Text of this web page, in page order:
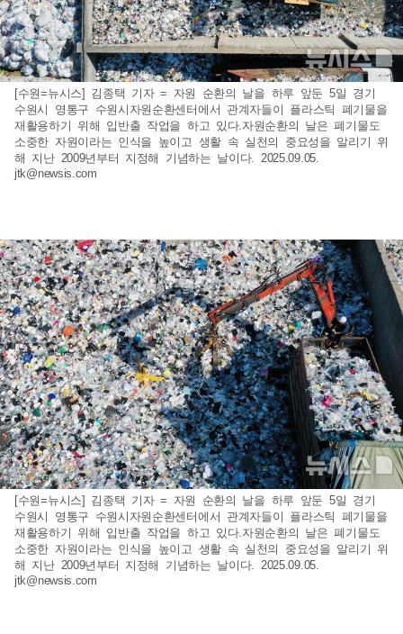
[수원=뉴시스] 김종택 기자 = 자원 순환의 날을 하루 앞둔 5일 경기
수원시 영통구 수원시자원순환센터에서 관계자들이 플라스틱 폐기물을
재활용하기 위해 입반출 작업을 하고 있다.자원순환의 날은 폐기물도
소중한 자원이라는 인식을 높이고 생활 속 실천의 중요성을 알리기 위
해 지난 2009년부터 지정해 기념하는 날이다. 2025.09.05.
jtk@newsis.com
[수원=뉴시스] 김종택 기자 = 자원 순환의 날을 하루 앞둔 5일 경기
수원시 영통구 수원시자원순환센터에서 관계자들이 플라스틱 폐기물을
재활용하기 위해 입반출 작업을 하고 있다.자원순환의 날은 폐기물도
소중한 자원이라는 인식을 높이고 생활 속 실천의 중요성을 알리기 위
해 지난 2009년부터 지정해 기념하는 날이다. 2025.09.05.
jtk@newsis.com